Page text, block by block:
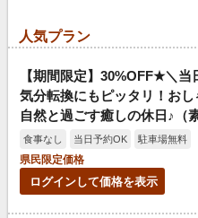
人気プラン
【期間限定】30%OFF★＼
気分転換にもピッタリ！お
自然と過ごす癒しの休日♪（
食事なし 当日予約OK
駐車場無料
県民限定価格
ログインして価格を表示